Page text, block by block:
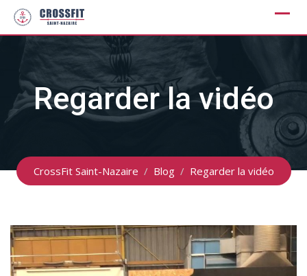
Skip
content
Regarder la vidéo
CrossFit Saint-Nazaire / Blog / Regarder la vidéo